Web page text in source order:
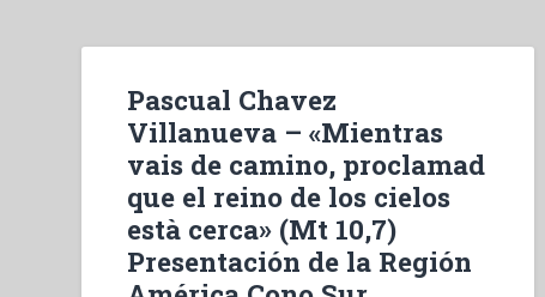
–
to
the
radical
approach
of
the
Pascual Chavez
Villanueva – «Mientras
vais de camino, proclamad
que el reino de los cielos
està cerca» (Mt 10,7)
Presentación de la Región